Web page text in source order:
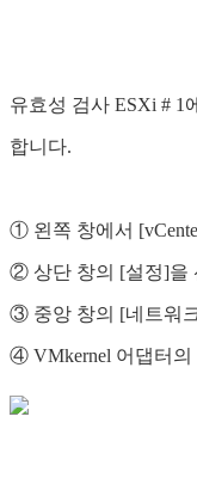
유효성 검사 ESXi # 1
합니다.
① 왼쪽 창에서
② 상단 창의 [설정]을
③ 중앙 창의 [네트워
④ VMkernel 어댑터의